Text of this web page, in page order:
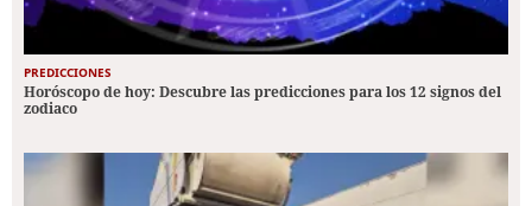
PREDICCIONES
Horóscopo de hoy: Descubre las predicciones para los 12 signos del
zodiaco